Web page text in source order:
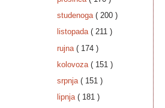
studenoga ( 200 )
listopada ( 211 )
rujna ( 174 )
kolovoza ( 151 )
srpnja ( 151 )
lipnja ( 181 )